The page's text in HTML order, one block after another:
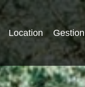
Location Gestion